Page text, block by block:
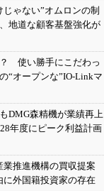
じゃない”オムロンの制
地道な顧客基盤強化が
使い勝手にこだわっ
“オープンな”IO-Linkマ
DMG森精機が業績再上
年度にピーク利益計画
業推進機構の買収提案
外国籍投資家の存在